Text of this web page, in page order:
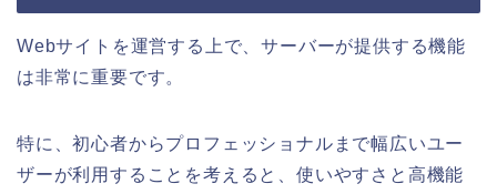
Webサイトを運営する上で、サーバーが提供する機能
は非常に重要です。
特に、初心者からプロフェッショナルまで幅広いユー
ザーが利用することを考えると、使いやすさと高機能